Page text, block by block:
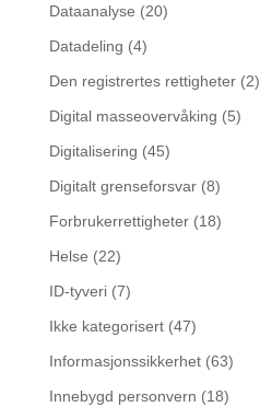
Dataanalyse (20)
Datadeling (4)
Den registrertes rettigheter(2)
Digital masseovervåking (5)
Digitalisering (45)
Digitalt grenseforsvar(8)
Forbrukerrettigheter(18)
Helse (22)
ID-tyveri(7)
Ikke kategorisert(47)
Informasjonssikkerhet(63)
Innebygd personvern (18)